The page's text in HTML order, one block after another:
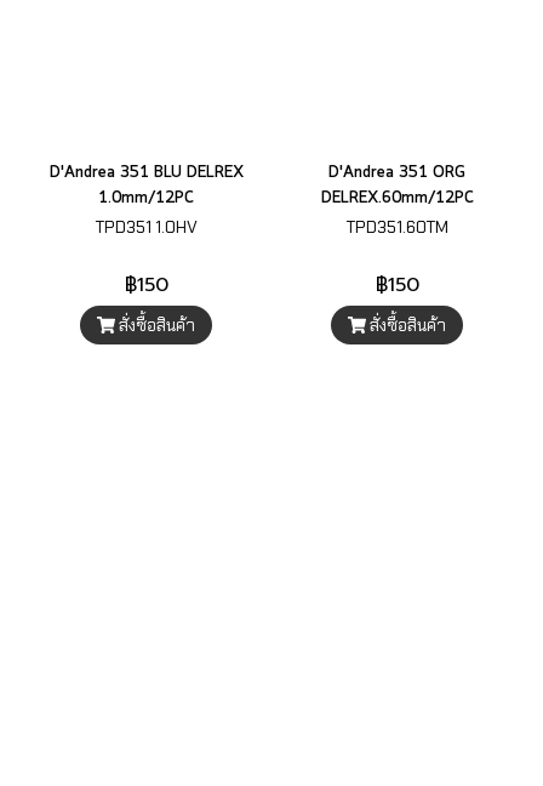
D'Andrea 351 BLU DELREX
1.0mm/12PC
TPD351 1.0HV
฿150
สั่งซื้อสินค้า
D'Andrea 351 ORG
DELREX.60mm/12PC
TPD351.60TM
฿150
สั่งซื้อสินค้า